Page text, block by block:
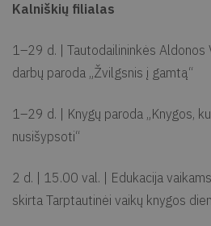
Kalniškių filialas
1–29 d. | Tautodailininkės
darbų paroda „Žvilgsnis į gamtą“
1–29 d. | Knygų paroda „Knygos,
nusišypsoti“
2 d. | 15.00 val. | Edukacija
skirta Tarptautinėi vaikų knygos